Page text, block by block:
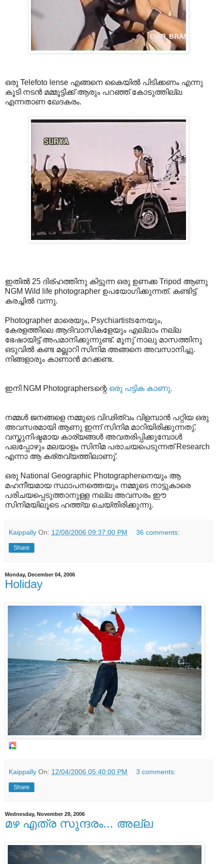
ഒരു Telefoto lense എങ്ങനെ കൈയില്‍ പിടിക്കണം എന്നു
കൂടി നടന്‍ മമ്മൂട്ടിക്ക് ആരും പറഞ്ഞ് കോടുത്തില്ല
എന്നതാണ ഖേദകരം.
ഇതില്‍ 25 ദിര്ഹത്തിനു കിട്ടുന്ന ഒരു ഉണക്ക Tripod ആണു
NGM Wild life photographer ഉപയോഗിക്കുന്നത്. കണ്ടിട്ട്
കരച്ചില്‍ വന്നു.
Photographer മാരെയും, Psychiartistsനേയും,
കേരളത്തിലെ ആദിവാസികളേയും എല്ലാം നല്ല
ഭേഷായിട്ട് അപമാനിക്കുന്നുണ്ട്. മൂനു് നാലു മാസത്തിനു
ഒടുവില്‍ കണ്ട മല്ബാറി സിനിമ അങ്ങനെ അവസാനിച്ചു.
നിങ്ങളാരും കാണാന്‍ മറക്കണ്ട.
ഇനി NGM Photographersന്റെ ഒരു പട്ടിക കാണു.
നമ്മള്‍ ജനങ്ങളെ നമ്മുടെ വിഢിത്വം വിളമ്പാന്‍ പറ്റിയ ഒരു
അവസരമായി ആണു ഇന്ന് സിനിമ മാറിയിരിക്കുന്നതു്.
വസ്തുനിഷ്ടമായ കാര്യങ്ങള്‍ അവതരിപ്പിക്കുമ്പോള്‍
പലപ്പോഴും മലയാളം സിനിമ പരാചയപെടുന്നത് Research
എന്നാ ആ കര്തവ്യത്തിലാണു്.
ഒരു National Geographic Photographerനെയും ആ
മഹനീയമായ സ്ഥാപനത്തെയും നമ്മുടെ നാട്ടുകാരെ
പരിചയപ്പെടുത്താനുള്ള നല്ല അവസരം ഈ
സിനിമയിലൂടെ ഹത്ത്യ ചെയ്തിരിക്കുന്നു.
Kaippally On: 12/08/2006 09:37:00 PM 36 comments:
Share
Monday, December 04, 2006
Holiday
Kaippally On: 12/04/2006 05:40:00 PM 3 comments:
Share
Wednesday, November 29, 2006
മഴ എത്ര സുന്ദരം... അല്ല